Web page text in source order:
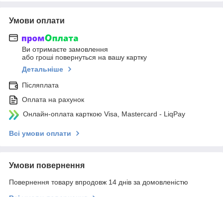
Умови оплати
Ви отримаєте замовлення
або гроші повернуться на вашу картку
Детальніше
Післяплата
Оплата на рахунок
Онлайн-оплата карткою Visa, Mastercard - LiqPay
Всі умови оплати
Умови повернення
Повернення товару впродовж 14 днів за домовленістю